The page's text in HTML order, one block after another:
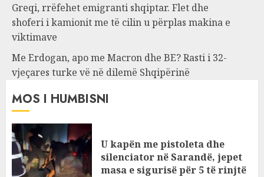
Greqi, rrëfehet emigranti shqiptar. Flet dhe
shoferi i kamionit me të cilin u përplas makina e
viktimave
Me Erdogan, apo me Macron dhe BE? Rasti i 32-
vjeçares turke vë në dilemë Shqipërinë
MOS I HUMBISNI
U kapën me pistoleta dhe
silenciator në Sarandë, jepet
masa e sigurisë për 5 të rinjtë